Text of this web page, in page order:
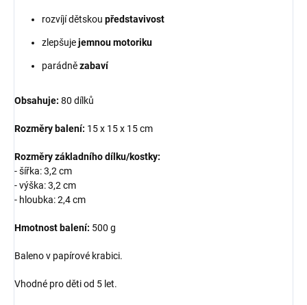
rozvíjí dětskou představivost
zlepšujejemnou motoriku
parádnězabaví
Obsahuje: 80 dílků
Rozměry balení: 15 x 15 x 15 cm
Rozměry základního dílku/kostky:
- šířka: 3,2 cm
- výška: 3,2 cm
- hloubka: 2,4 cm
Hmotnost balení: 500 g
Baleno v papírové krabici.
Vhodné pro děti od 5 let.